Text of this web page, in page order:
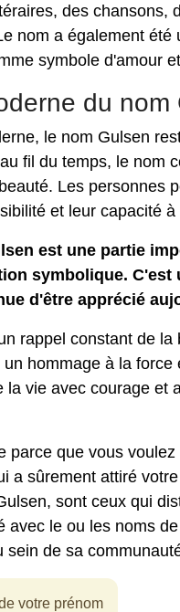
des chansons,
nom a également
symbole d'amour
du nom
le nom Gulsen
fil du temps, le nom
Les personnes
et leur capacité
est une partie
symbolique. C'est
d'être apprécié
rappel constant de
hommage à la
la vie avec courage et
parce que vous
a sûrement attiré
sont ceux qui
avec le ou les noms
sein de sa
votre prénom